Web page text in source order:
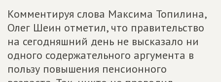
Комментируя слова Максима Топилина,
Олег Шеин отметил, что правительство
на сегодняшний день не высказало ни
одного содержательного аргумента в
пользу повышения пенсионного